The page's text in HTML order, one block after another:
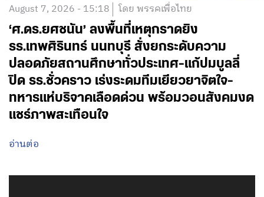
August 7, 2026 - 15:18 โดย พรรคเพื่อไทย
‘ศ.ดร.ยศชนัน’ ลงพื้นที่เหตุกราดยิง
รร.เทพศิรินทร์ นนทบุรี สั่งยกระดับความ
ปลอดภัยสถานศึกษาทั่วประเทศ-แก้ปมบูลลี่
ปิด รร.ชั่วคราว เร่งระดมทีมเยียวยาจิตใจ-
ทหารแห่บริจาคเลือดด่วน พร้อมวอนสังคมงด
แชร์ภาพสะเทือนใจ
อ่านต่อ